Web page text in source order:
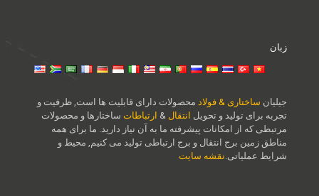
زبان
جیلیان ساختاری & فولاد محصولات دارای قابلیت ها است, ظرفیت و
تجربه برای تولید و تحویل انتقال & ارتباطات ساختارها و محصولات
مرتبطی که از امکانات پیشرفته ما به آن نیاز دارید. ما برای همه
مناطق زمین برج انتقال و برج ارتباطی تولید می کنیم, محیط و
شرایط عملیاتی.نقشه سایت